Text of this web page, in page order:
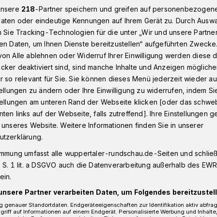
Glücksrad und Slot-Machine
einmal gerätselt
Auszeit? Kein Problem: Die
an den Start gebracht.
218-Partner speichern und greifen auf
oder eindeutige Kennungen auf Ihrem Gerät zu. Durch
Sie Tracking-Technologien für die unter „Wir und unsere
Daten, um Ihnen Dienste bereitzustellen“ aufgeführten
Alle ablehnen oder Widerruf Ihrer Einwilligung werden diese
deaktiviert sind, sind manche Inhalte und Anzeigen
so relevant für Sie. Sie können dieses Menü jederzeit wieder
zu ändern oder Ihre Einwilligung zu widerrufen, indem
am unteren Rand der Webseite klicken [oder das
links auf der Webseite, falls zutreffend]. Ihre Einstellungen
Website. Weitere Informationen finden Sie in unserer
umfasst alle wuppertaler-rundschau.de-Seiten und
1 lit. a DSGVO auch die Datenverarbeitung außerhalb des
Partner verarbeiten Daten, um Folgendes
genauer Standortdaten. Endgeräteeigenschaften zur Identifikation aktiv
auf Informationen auf einem Endgerät. Personalisierte Werbung und